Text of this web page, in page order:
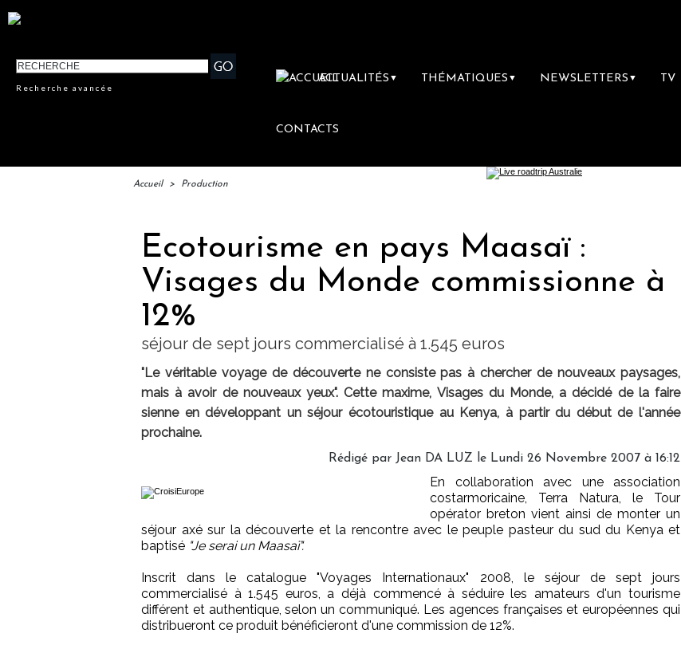
Recherche avancée
ACTUALITÉS ▼ THÉMATIQUES ▼ NEWSLETTERS ▼ TV
CONTACTS
Accueil > Production
Ecotourisme en pays Maasaï :
Visages du Monde commissionne à
12%
séjour de sept jours commercialisé à 1.545 euros
"Le véritable voyage de découverte ne consiste pas à chercher de nouveaux paysages,
mais à avoir de nouveaux yeux". Cette maxime, Visages du Monde, a décidé de la faire
sienne en développant un séjour écotouristique au Kenya, à partir du début de l'année
prochaine.
Rédigé par Jean DA LUZ le Lundi 26 Novembre 2007 à 16:12
En collaboration avec une association
costarmoricaine, Terra Natura, le Tour
opérator breton vient ainsi de monter un
séjour axé sur la découverte et la rencontre avec le peuple pasteur du sud du Kenya et
baptisé "Je serai un Maasaï".
Inscrit dans le catalogue "Voyages Internationaux" 2008, le séjour de sept jours
commercialisé à 1.545 euros, a déjà commencé à séduire les amateurs d'un tourisme
différent et authentique, selon un communiqué. Les agences françaises et européennes qui
distribueront ce produit bénéficieront d'une commission de 12%.